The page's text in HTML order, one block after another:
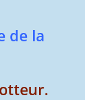
de la